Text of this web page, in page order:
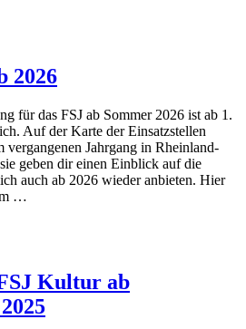
2026
für das FSJ ab Sommer 2026 ist ab 1.
Auf der Karte der Einsatzstellen
vergangenen Jahrgang in Rheinland-
geben dir einen Einblick auf die
auch ab 2026 wieder anbieten. Hier
…
Kultur ab